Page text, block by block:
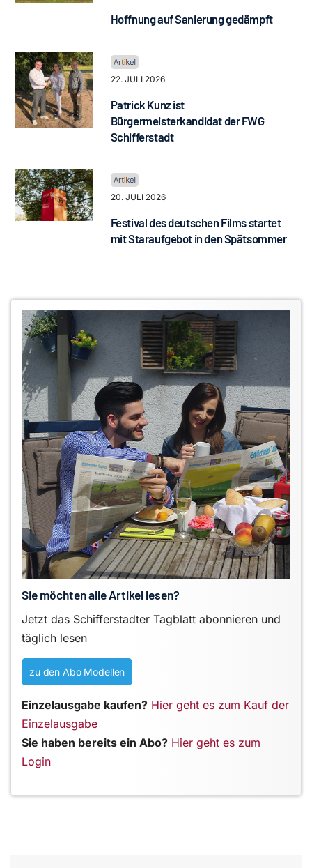
Hoffnung auf Sanierung gedämpft
22. JULI 2026
Patrick Kunz ist
Bürgermeisterkandidat der FWG
Schifferstadt
20. JULI 2026
Festival des deutschen Films startet
mit Staraufgebot in den Spätsommer
Sie möchten alle Artikel lesen?
Jetzt das Schifferstadter Tagblatt abonnieren und
täglich lesen
zu den Abo Modellen
Einzelausgabe kaufen? Hier geht es zum Kauf der
Einzelausgabe
Sie haben bereits ein Abo? Hier geht es zum
Login